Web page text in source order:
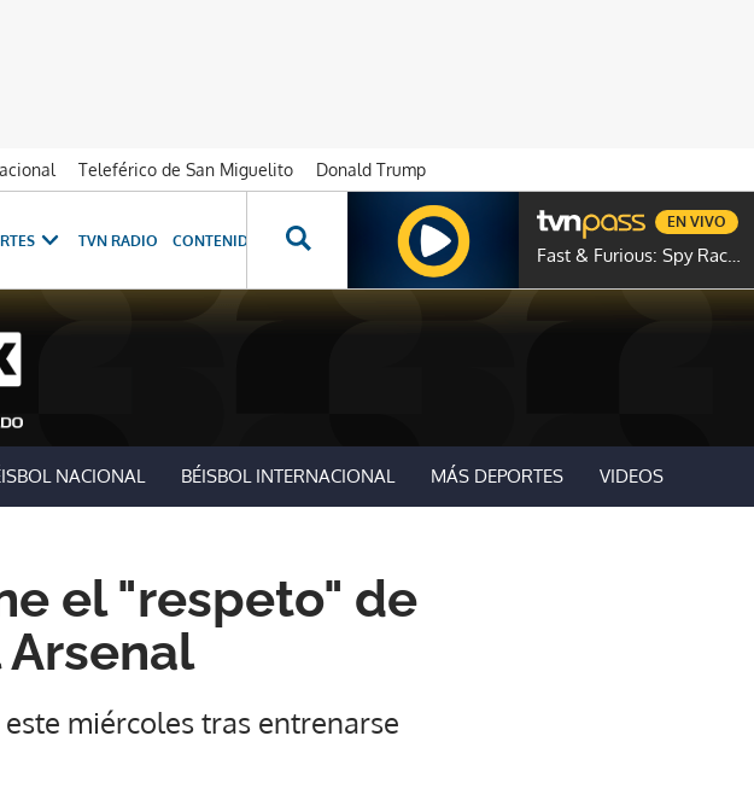
Teleférico de San Miguelito
Donald Trump
TVN RADIO CONTENIDOS ESPECIALES NOVELAS GENTE TVN
Fast & Furious: Spy Racers
EN VIVO
NACIONAL BÉISBOL INTERNACIONAL MÁS DEPORTES VIDEOS
el "respeto" de
miércoles tras entrenarse